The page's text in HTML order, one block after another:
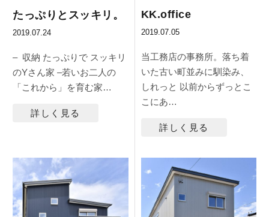
たっぷりとスッキリ。
2019.07.24
– 収納 たっぷりで スッキリ
のYさん家 –若いお二人の
「これから」を育む家…
詳しく見る
KK.office
2019.07.05
当工務店の事務所。落ち着
いた古い町並みに馴染み、
しれっと 以前からずっとこ
こにあ…
詳しく見る